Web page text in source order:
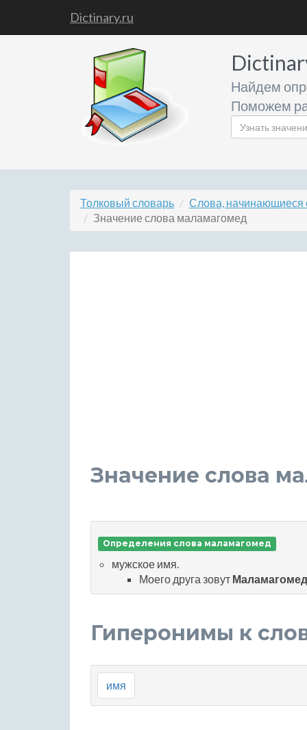
Dictinary.ru
Найдем
Поможем
Толковый словарь Слова, начинающиеся
Значение слова маламагомед
Значение слова
Определения слова маламагомед
мужское имя.
Моего друга зовут Маламагомед
Гиперонимы к
имя